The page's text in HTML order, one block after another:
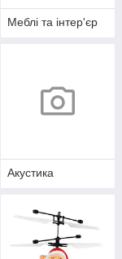
Меблі та інтер'єр
Акустика